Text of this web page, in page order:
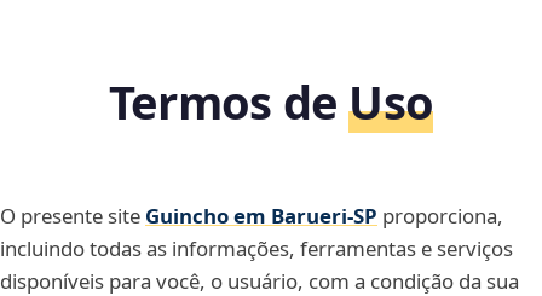
Termos deUso
O presente site Guincho em Barueri‑SP proporciona,
incluindo todas as informações, ferramentas e serviços
disponíveis para você, o usuário, com a condição da sua